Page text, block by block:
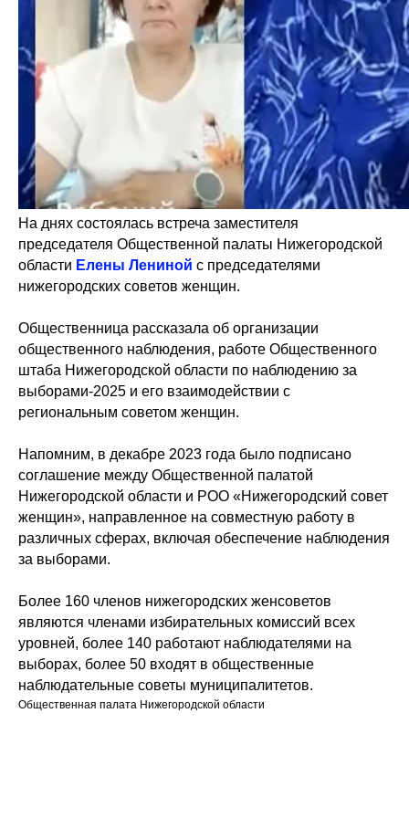
На днях состоялась встреча заместителя
председателя Общественной палаты Нижегородской
области Елены Лениной с председателями
нижегородских советов женщин.
Общественница рассказала об организации
общественного наблюдения, работе Общественного
штаба Нижегородской области по наблюдению за
выборами-2025 и его взаимодействии с
региональным советом женщин.
Напомним, в декабре 2023 года было подписано
соглашение между Общественной палатой
Нижегородской области и РОО «Нижегородский совет
женщин», направленное на совместную работу в
различных сферах, включая обеспечение наблюдения
за выборами.
Более 160 членов нижегородских женсоветов
являются членами избирательных комиссий всех
уровней, более 140 работают наблюдателями на
выборах, более 50 входят в общественные
наблюдательные советы муниципалитетов.
Общественная палата Нижегородской области